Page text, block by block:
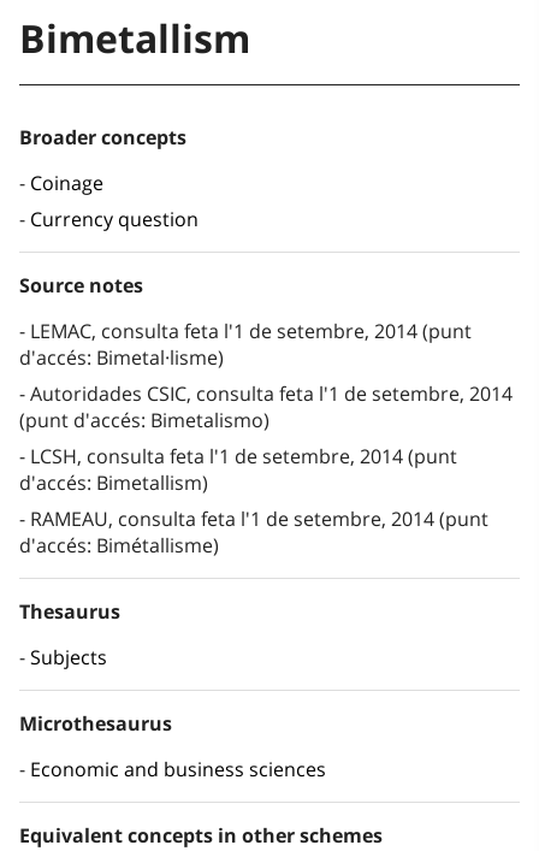
Bimetallism
Broader concepts
Coinage
Currency question
Source notes
LEMAC, consulta feta l'1 de setembre, 2014 (punt
d'accés: Bimetal·lisme)
Autoridades CSIC, consulta feta l'1 de setembre, 2014
(punt d'accés: Bimetalismo)
LCSH, consulta feta l'1 de setembre, 2014 (punt
d'accés: Bimetallism)
RAMEAU, consulta feta l'1 de setembre, 2014 (punt
d'accés: Bimétallisme)
Thesaurus
Subjects
Microthesaurus
Economic and business sciences
Equivalent concepts in other schemes